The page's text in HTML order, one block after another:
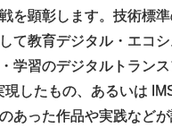
を顕彰します。技術標
て教育デジタル・エコ
学習のデジタルトラン
現したもの、あるいは
あった作品や実践などが